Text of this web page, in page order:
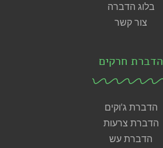
בלוג הדברה
צור קשר
הדברת חרקים
הדברת ג'וקים
הדברת צרעות
הדברת עש